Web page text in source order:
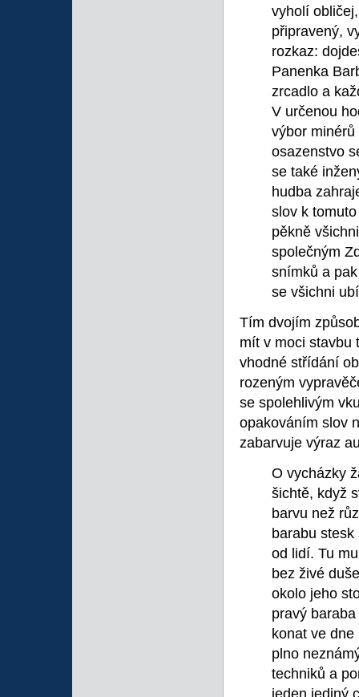
vyholí
připravený,
rozkaz:
Panenka
zrcadlo a
V určenou
výbor
osazenstvo
se také
hudba
slov k
pěkně
společným
snímků a
se všichni
Tím dvojím
mít v moci stavbu
vhodné střídání
rozeným
se spolehlivým
opakováním slov
zabarvuje výraz
O vycházky
šichtě, když
barvu než
barabu
od lidí. Tu
bez živé
okolo jeho
pravý
konat ve
plno
techniků a
jeden jediný